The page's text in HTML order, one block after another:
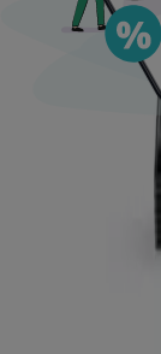
Tiendeo
Palma
Las Palmas de
Ver más ciudades
Descargar